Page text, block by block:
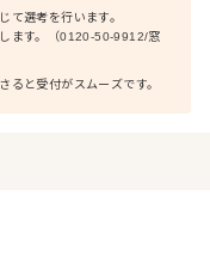
て選考を行います。
ます。（0120-50-9912/窓
と受付がスムーズです。